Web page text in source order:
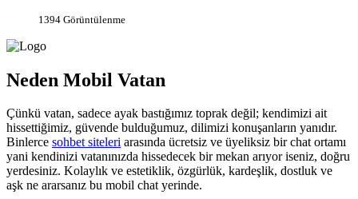
1394 Görüntülenme
Neden Mobil Vatan
Çünkü vatan, sadece ayak bastığımız toprak değil; kendimizi ait
hissettiğimiz, güvende bulduğumuz, dilimizi konuşanların yanıdır.
Binlerce sohbet siteleri arasında ücretsiz ve üyeliksiz bir chat ortamı
yani kendinizi vatanınızda hissedecek bir mekan arıyor iseniz, doğru
yerdesiniz. Kolaylık ve estetiklik, özgürlük, kardeşlik, dostluk ve
aşk ne ararsanız bu mobil chat yerinde.